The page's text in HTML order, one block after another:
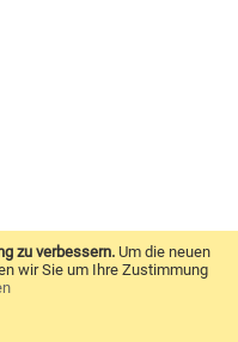
zu verbessern. Um die neuen
wir Sie um Ihre Zustimmung